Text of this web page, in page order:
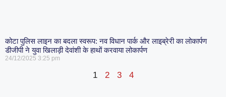
कोटा पुलिस लाइन का बदला स्वरूप: नव विधान पार्क और लाइब्रेरी का लोकार्पण
डीजीपी ने युवा खिलाड़ी देवांशी के हाथों करवाया लोकार्पण
24/12/2025 3:25 pm
1 2 3 4